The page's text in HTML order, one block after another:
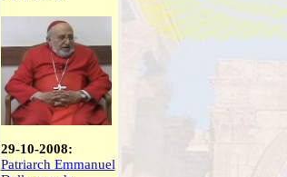
29-10-2008:
Patriarch Emmanuel